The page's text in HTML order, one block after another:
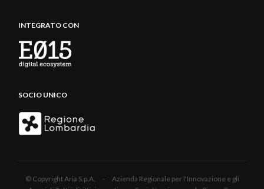
INTEGRATO CON
SOCIO UNICO
© Copyright Aria S.p.A. - Azienda Regionale per l'Innovazione e gli